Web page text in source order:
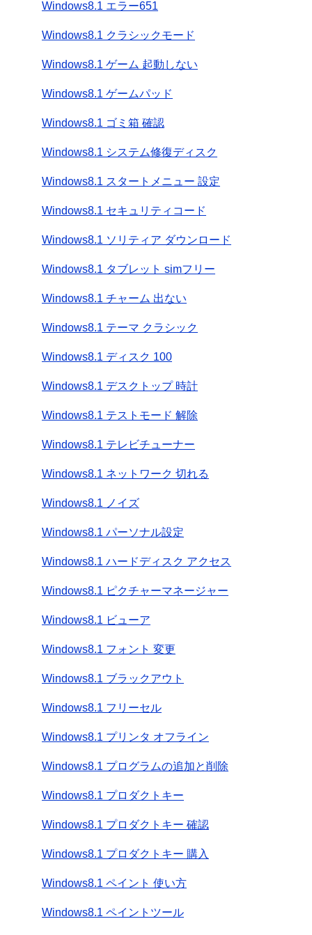
Windows8.1 エラー651
Windows8.1 クラシックモード
Windows8.1 ゲーム 起動しない
Windows8.1 ゲームパッド
Windows8.1 ゴミ箱 確認
Windows8.1 システム修復ディスク
Windows8.1 スタートメニュー 設定
Windows8.1 セキュリティコード
Windows8.1 ソリティア ダウンロード
Windows8.1 タブレット simフリー
Windows8.1 チャーム 出ない
Windows8.1 テーマ クラシック
Windows8.1 ディスク 100
Windows8.1 デスクトップ 時計
Windows8.1 テストモード 解除
Windows8.1 テレビチューナー
Windows8.1 ネットワーク 切れる
Windows8.1 ノイズ
Windows8.1 パーソナル設定
Windows8.1 ハードディスク アクセス
Windows8.1 ピクチャーマネージャー
Windows8.1 ビューア
Windows8.1 フォント 変更
Windows8.1 ブラックアウト
Windows8.1 フリーセル
Windows8.1 プリンタ オフライン
Windows8.1 プログラムの追加と削除
Windows8.1 プロダクトキー
Windows8.1 プロダクトキー 確認
Windows8.1 プロダクトキー 購入
Windows8.1 ペイント 使い方
Windows8.1 ペイントツール